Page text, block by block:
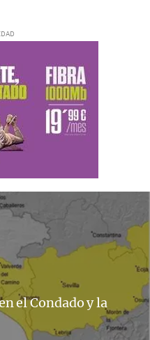
el Condado y la